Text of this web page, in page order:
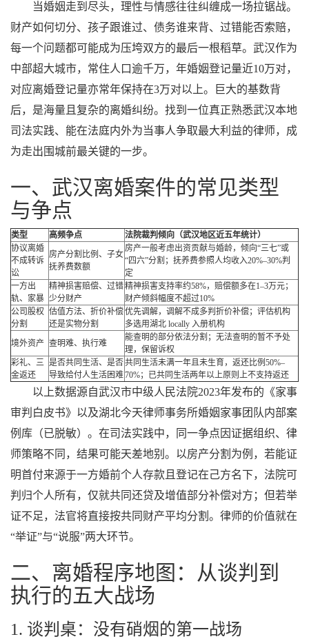
当婚姻走到尽头，理性与情感往往纠缠成一场拉锯战。
财产如何切分、孩子跟谁过、债务谁来背、过错能否索赔，
每一个问题都可能成为压垮双方的最后一根稻草。武汉作为
中部超大城市，常住人口逾千万，年婚姻登记量近10万对，
对应离婚登记量亦常年保持在3万对以上。巨大的基数背
后，是海量且复杂的离婚纠纷。找到一位真正熟悉武汉本地
司法实践、能在法庭内外为当事人争取最大利益的律师，成
为走出围城前最关键的一步。
一、武汉离婚案件的常见类型
与争点
类型 高频争点
法院裁判倾向（武汉地区近五年统计）
协议离婚
不成转诉
讼
房产分割比例、子女
抚养费数额
房产一般考虑出资贡献与婚龄，倾向“三七”或
“四六”分割；抚养费参照人均收入20%–30%判
定
一方出
轨、家暴
精神损害赔偿、过错
少分财产
精神损害支持率约58%，赔偿额多在1–3万元；
财产倾斜幅度不超过10%
公司股权
分割
估值方法、折价补偿
还是实物分割
优先调解，调解不成多判折价补偿；评估机构
多选用湖北 locally 入册机构
境外资产 查明难、执行难
能查明的部分依法分割；无法查明的暂不予处
理，保留诉权
彩礼、三
金返还
是否共同生活、是否
导致给付人生活困难
共同生活未满一年且未生育，返还比例50%–
70%；已共同生活两年以上原则上不支持返还
以上数据源自武汉市中级人民法院2023年发布的《家事
审判白皮书》以及湖北今天律师事务所婚姻家事团队内部案
例库（已脱敏）。在司法实践中，同一争点因证据组织、律
师策略不同，结果可能天差地别。以房产分割为例，若能证
明首付来源于一方婚前个人存款且登记在己方名下，法院可
判归个人所有，仅就共同还贷及增值部分补偿对方；但若举
证不足，法官将直接按共同财产平均分割。律师的价值就在
“举证”与“说服”两大环节。
二、离婚程序地图：从谈判到
执行的五大战场
1. 谈判桌：没有硝烟的第一战场